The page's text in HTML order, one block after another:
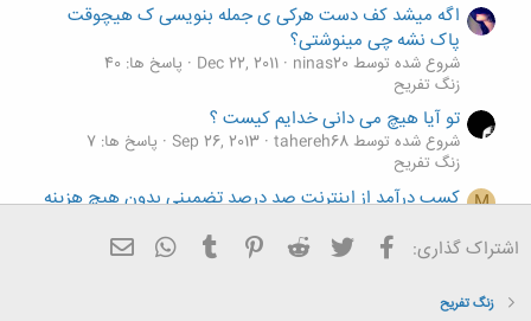
اگه میشد کف دست هرکی ی جمله بنویسی ک هیچوقت
پاک نشه چی مینوشتی؟
شروع شده توسط ninas20 Dec 22, 2011
پاسخ ها: 40
زنگ تفريح
تو آیا هیچ می دانی خدایم کیست ؟
شروع شده توسط tahereh68 Sep 26, 2013 پاسخ ها: 7
زنگ تفريح
M کسب درآمد از اینترنت صد درصد تضمینی بدون هیچ هزینه
شروع شده توسط mohammad519 Jun 17, 2013
پاسخ ها: 0
زنگ تفريح
M کسب درآمد از اینترنت صد درصد تضمینی بدون هیچ هزینه
اشتراک گذاری: فیسبوک تویتر Reddit
Pinterest
Tumblr
WhatsApp
زنگ تفريح